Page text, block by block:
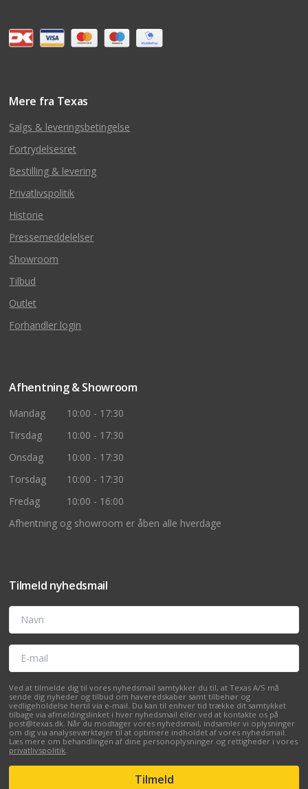
Mere fra Texas
Salgs & leveringsbetingelse
Fortrydelsesret
Bestilling & levering
Privatlivspolitik
Historie
Pressemeddelelser
Showroom
Tilbud
Outlet
Forhandler login
Afhentning & Showroom
Mandag
10:00 - 17:30
Tirsdag
10:00 - 17:30
Onsdag
10:00 - 17:30
Torsdag
10:00 - 17:30
Fredag
10:00 - 16:00
Afhentning og showroom er åben alle hverdage
Tilmeld nyhedsmail
Navn
E-mail
Ved at tilmelde dig til vores nyhedsmail samtykker du til, at Texas A/S må
sende dig nyheder og tilbud om haveredskaber samt tilbehør og
vedligeholdelse hertil via e-mail. Du kan til enhver tid trække dit samtykket
tilbage via afmeldingslinket i hver nyhedsmail eller ved at kontakte os på
post@texas.dk. Når du modtager vores nyhedsmail, indsamler vi oplysninger
om dig via analyseværktøjer til at optimere indholdet af vores nyhedsmail.
Læs mere om behandlingen af dine personoplysninger og rettigheder i vores
privatlivspolitik